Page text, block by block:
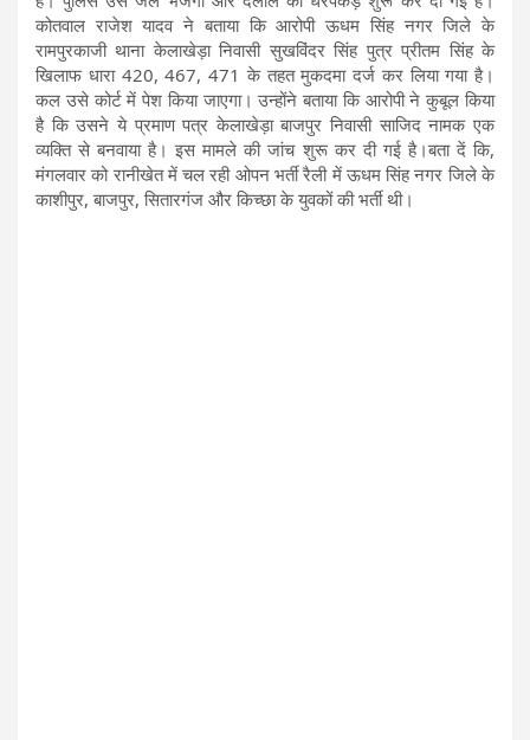
कोतवाल राजेश यादव ने बताया कि आरोपी ऊधम सिंह नगर जिले के
रामपुरकाजी थाना केलाखेड़ा निवासी सुखविंदर सिंह पुत्र प्रीतम सिंह के
खिलाफ धारा 420, 467, 471 के तहत मुकदमा दर्ज कर लिया गया है।
कल उसे कोर्ट में पेश किया जाएगा। उन्होंने बताया कि आरोपी ने कुबूल किया
है कि उसने ये प्रमाण पत्र केलाखेड़ा बाजपुर निवासी साजिद नामक एक
व्यक्ति से बनवाया है। इस मामले की जांच शुरू कर दी गई है।बता दें कि,
मंगलवार को रानीखेत में चल रही ओपन भर्ती रैली में ऊधम सिंह नगर जिले के
काशीपुर, बाजपुर, सितारगंज और किच्छा के युवकों की भर्ती थी।